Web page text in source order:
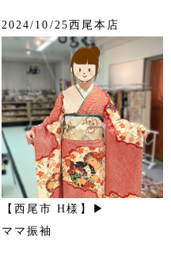
2024/10/25西尾本店
【西尾市 H様】▶
ママ振袖